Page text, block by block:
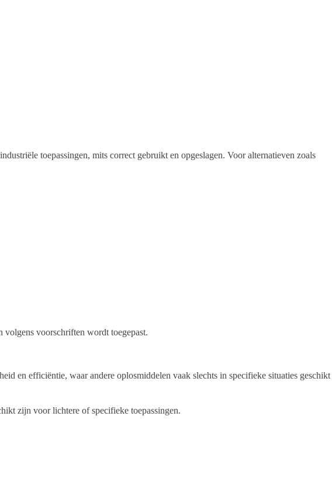
toepassingen, mits correct gebruikt en opgeslagen. Voor alternatieven zoals
voorschriften wordt toegepast.
en efficiëntie, waar andere oplosmiddelen vaak slechts in specifieke situaties geschikt
zijn voor lichtere of specifieke toepassingen.